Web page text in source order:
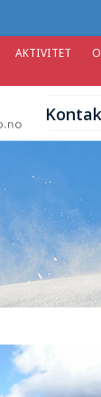
AKTIVITET